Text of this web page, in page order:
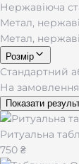
Нержавіюча
Метал,
Метал,
Розмір
Стандартний
На замовлення
Показати
Ритуальна
750 ₴